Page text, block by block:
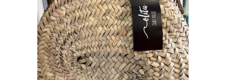
pueden
elegir
en
la
página
de